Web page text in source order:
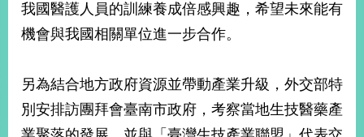
我國醫護人員的訓練養成倍感興趣，希望未來能有
機會與我國相關單位進一步合作。
另為結合地方政府資源並帶動產業升級，外交部特
別安排訪團拜會臺南市政府，考察當地生技醫藥產